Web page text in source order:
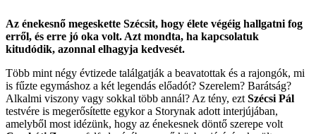
Az énekesnő megeskette Szécsit, hogy élete végéig hallgatni fog
erről, és erre jó oka volt. Azt mondta, ha kapcsolatuk
kitudódik, azonnal elhagyja kedvesét.
Több mint négy évtizede találgatják a beavatottak és a rajongók, mi
is fűzte egymáshoz a két legendás előadót? Szerelem? Barátság?
Alkalmi viszony vagy sokkal több annál? Az tény, ezt Szécsi Pál
testvére is megerősítette egykor a Storynak adott interjújában,
amelyből most idézünk, hogy az énekesnek döntő szerepe volt